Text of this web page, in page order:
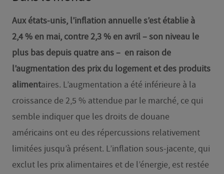
Aux états-unis, l’inflation annuelle s’est établie à
2,4 % en mai, contre 2,3 % en avril – son niveau le
plus bas depuis quatre ans – en raison de
l’augmentation des prix du logement et des produits
alimentaires. L’augmentation a été inférieure à la
croissance de 2,5 % attendue par le marché, ce qui
semble indiquer que les droits de douane
américains ont eu des répercussions relativement
limitées jusqu’à présent. L’inflation sous-jacente, qui
exclut les prix alimentaires et de l’énergie, est restée